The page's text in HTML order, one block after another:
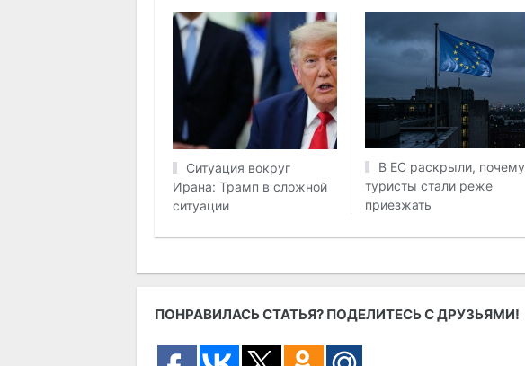
Ситуация вокруг
Ирана: Трамп в сложной
ситуации
В ЕС раскрыли, почему
туристы стали реже
приезжать
ПОНРАВИЛАСЬ СТАТЬЯ? ПОДЕЛИТЕСЬ С ДРУЗЬЯМИ!